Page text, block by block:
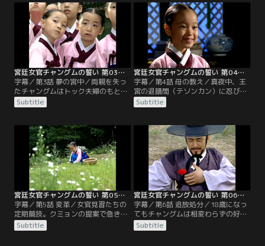
命に従っただけとはいえ、罪の意識
に苛まれる。酔っ払い、山中で誤ま
って崖を転落したチョンスは洞くつ
で目を覚ます。傍らには老師が居
り、チョンスの運命に関わる3人の
女性の存在を告げる。
た。チャングムは活発で向学心も強
く、身分不相応な振る舞いを母ミョ
ンイは心配するが父チョンスは可愛
くて仕方ない。
宮廷女官チャングムの誓い 第03話／字幕
字幕／第3話 夢の宮中／両親を失っ
たチャングムはトック夫婦のもとに
身を寄せる。2年が経ち、チャング
ムはトックに代わり一人で酒の配達
頃、燕山君（ヨンサングン）の暴政
に堪えかねた臣下たちは、密かにク
ーデターを計画していた。
Subtitle
宮廷女官チャングムの誓い 第04話／字幕
字幕／第4話 母の教え／真夜中、王
宮の退膳間（テソンカン）に忍び込
み、王の夜食を台無しにしてしまっ
たチャングムとヨンセン。訓育尚宮
までの間、退膳間の蔵に閉じ込めら
れることに。翌日、事の次第を知っ
た訓育尚宮はヨンセンの分までチャ
ングムに罰を与え、チャングムに訓
練場の外の掃除を言い付ける。
Subtitle
宮廷女官チャングムの誓い 第05話／字幕
字幕／第5話 変革／女官見習たちの
定期競技。クミョンの提案で急きょ
課題が「松の実刺し」に変更にな
る。結果、2番の成績をとったチャ
Subtitle
宮廷女官チャングムの誓い 第06話／字幕
字幕／第6話 追放処分／18歳になっ
てもチャングムは相変わらずの好奇
心と行動力とで、さまざまなことに
挑戦してはチェ尚宮にしかられる毎
Subtitle